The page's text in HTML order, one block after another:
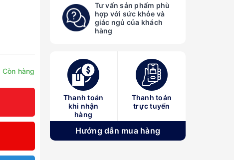
Còn hàng
Tư vấn sản phẩm phù
hợp với sức khỏe và
giác ngủ của khách
hàng
Thanh toán
khi nhận
hàng
Thanh toán
trực tuyến
Hướng dẫn mua hàng